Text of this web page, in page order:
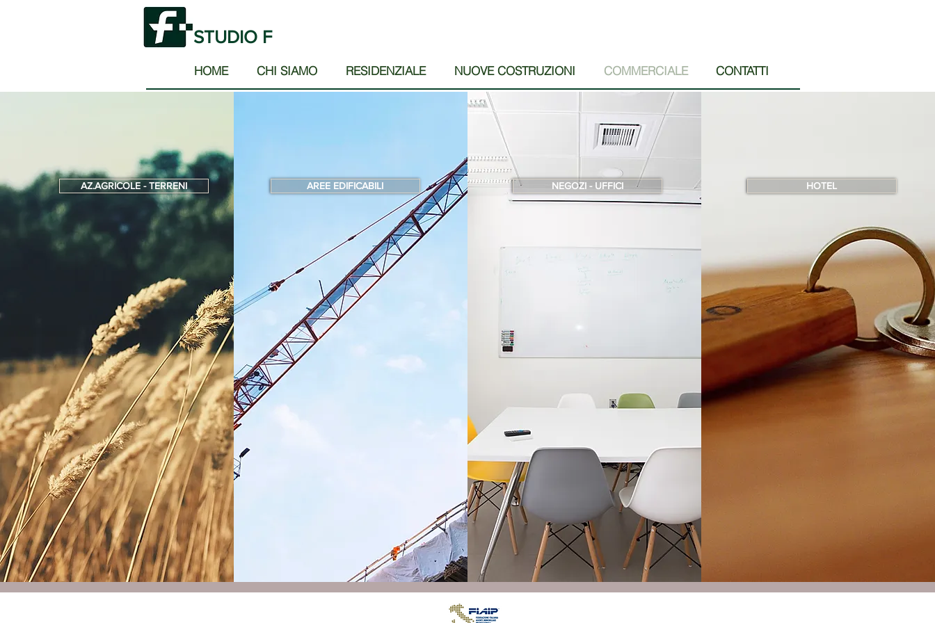
STUDIO F
HOME CHI SIAMO RESIDENZIALE NUOVE COSTRUZIONI COMMERCIALE CONTATTI
AZ.AGRICOLE - TERRENI AREE EDIFICABILI NEGOZI - UFFICI HOTEL